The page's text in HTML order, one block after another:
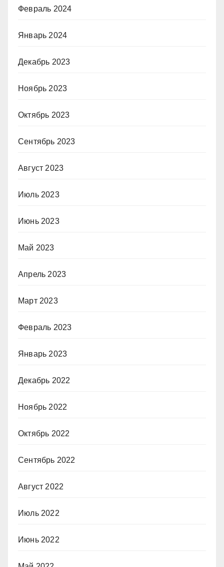
Февраль 2024
Январь 2024
Декабрь 2023
Ноябрь 2023
Октябрь 2023
Сентябрь 2023
Август 2023
Июль 2023
Июнь 2023
Май 2023
Апрель 2023
Март 2023
Февраль 2023
Январь 2023
Декабрь 2022
Ноябрь 2022
Октябрь 2022
Сентябрь 2022
Август 2022
Июль 2022
Июнь 2022